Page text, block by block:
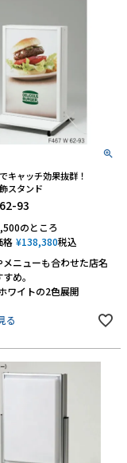
キャッチ効果抜群！
スタンド
93
のところ
格 ¥138,380税込
メニューも合わせた店名
め。
ワイトの2色展開
る